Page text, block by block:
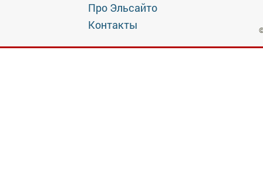
Про Эльсайто
Контакты